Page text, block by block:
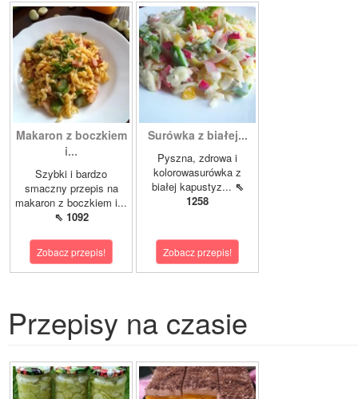
Makaron z boczkiem
i...
Szybki i bardzo
smaczny przepis na
makaron z boczkiem i...
⇖ 1092
Zobacz przepis!
Surówka z białej...
Pyszna, zdrowa i
kolorowasurówka z
białej kapustyz... ⇖
1258
Zobacz przepis!
Przepisy na czasie